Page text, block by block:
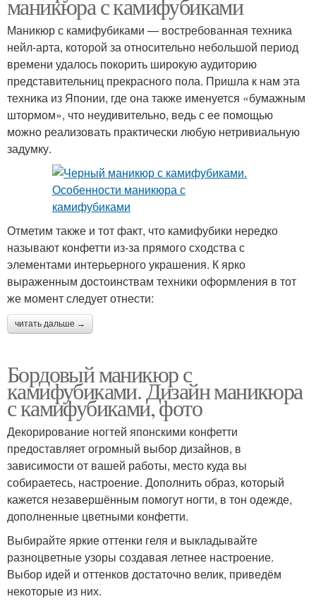
Маникюр с камифубиками — востребованная техника
нейл-арта, которой за относительно небольшой период
времени удалось покорить широкую аудиторию
представительниц прекрасного пола. Пришла к нам эта
техника из Японии, где она также именуется «бумажным
штормом», что неудивительно, ведь с ее помощью
можно реализовать практически любую нетривиальную
задумку.
Отметим также и тот факт, что камифубики нередко
называют конфетти из-за прямого сходства с
элементами интерьерного украшения. К ярко
выраженным достоинствам техники оформления в тот
же момент следует отнести:
читать дальше →
Бордовый маникюр с
камифубиками. Дизайн маникюра
с камифубиками, фото
Декорирование ногтей японскими конфетти
предоставляет огромный выбор дизайнов, в
зависимости от вашей работы, место куда вы
собираетесь, настроение. Дополнить образ, который
кажется незавершённым помогут ногти, в тон одежде,
дополненные цветными конфетти.
Выбирайте яркие оттенки геля и выкладывайте
разноцветные узоры создавая летнее настроение.
Выбор идей и оттенков достаточно велик, приведём
некоторые из них.